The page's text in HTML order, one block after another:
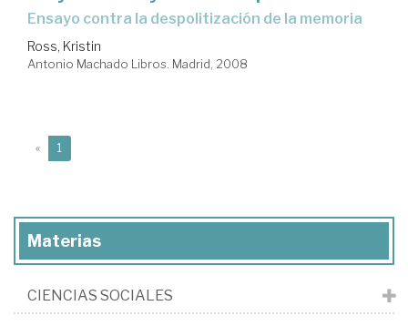
ensayo contra la despolitización de la memoria
Ross, Kristin
Antonio Machado Libros. Madrid, 2008
« 1
Materias
CIENCIAS SOCIALES